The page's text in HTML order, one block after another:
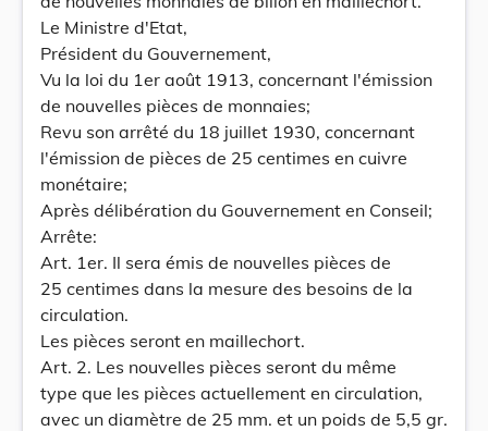
Le Ministre d'Etat,
Président du Gouvernement,
Vu la loi du 1er août 1913, concernant l'émission
de nouvelles pièces de monnaies;
Revu son arrêté du 18 juillet 1930, concernant
l'émission de pièces de 25 centimes en cuivre
monétaire;
Après délibération du Gouvernement en Conseil;
Arrête:
Art. 1er. Il sera émis de nouvelles pièces de
25 centimes dans la mesure des besoins de la
circulation.
Les pièces seront en maillechort.
Art. 2. Les nouvelles pièces seront du même
type que les pièces actuellement en circulation,
avec un diamètre de 25 mm. et un poids de 5,5 gr.